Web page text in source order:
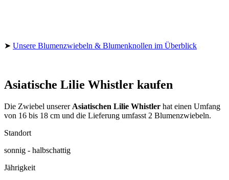
➤ Unsere Blumenzwiebeln & Blumenknollen im Überblick
Asiatische Lilie Whistler kaufen
Die Zwiebel unserer Asiatischen Lilie Whistler hat einen Umfang
von 16 bis 18 cm und die Lieferung umfasst 2 Blumenzwiebeln.
Standort
sonnig - halbschattig
Jährigkeit